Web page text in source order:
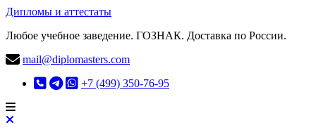
Дипломы и аттестаты
Любое учебное заведение. ГОЗНАК. Доставка по России.
mail@diplomasters.com
+7 (499) 350-76-95